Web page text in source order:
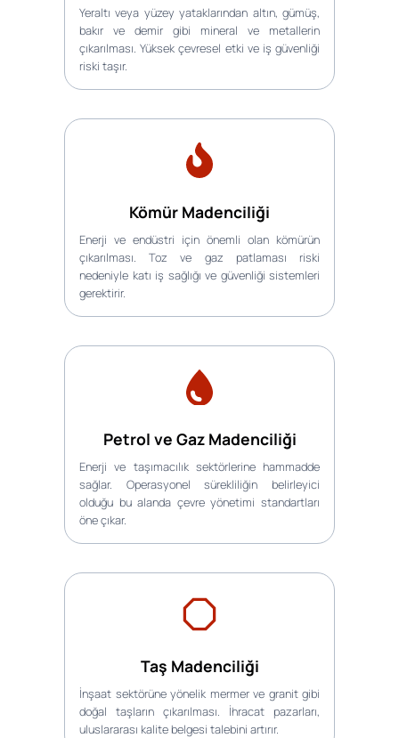
Yeraltı veya yüzey yataklarından altın, gümüş,
bakır ve demir gibi mineral ve metallerin
çıkarılması. Yüksek çevresel etki ve iş güvenliği
riski taşır.
Kömür Madenciliği
Enerji ve endüstri için önemli olan kömürün
çıkarılması. Toz ve gaz patlaması riski
nedeniyle katı iş sağlığı ve güvenliği sistemleri
gerektirir.
Petrol ve Gaz Madenciliği
Enerji ve taşımacılık sektörlerine hammadde
sağlar. Operasyonel sürekliliğin belirleyici
olduğu bu alanda çevre yönetimi standartları
öne çıkar.
Taş Madenciliği
İnşaat sektörüne yönelik mermer ve granit gibi
doğal taşların çıkarılması. İhracat pazarları,
uluslararası kalite belgesi talebini artırır.